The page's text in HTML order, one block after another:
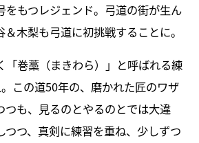
をもつレジェンド。弓道の街が生ん
木梨も弓道に初挑戦することに。
「巻藁（まきわら）」と呼ばれる練
この道50年の、磨かれた匠のワザ
つも、見るのとやるのとでは大違
つつ、真剣に練習を重ね、少しずつ